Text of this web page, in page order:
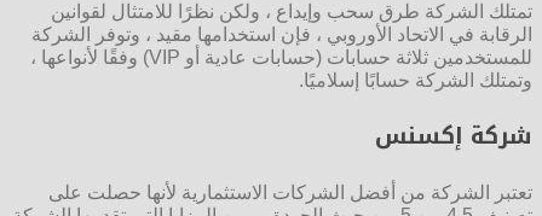
تمتلك الشركة طرق سحب وإيداع ، ولكن نظرًا للامتثال لقوانين
الرقابة في الاتحاد الأوروبي ، فإن استخدامها مقيد ، وتوفر الشركة
للمستخدمين ثلاثة حسابات (حسابات عادية أو VIP) وفقًا لأنواعها ،
وتمتلك الشركة حسابًا إسلاميًا.
شركة إكسنس
تعتبر الشركة من أفضل الشركات الاستثمارية لأنها حصلت على